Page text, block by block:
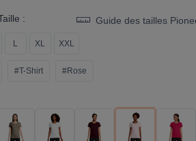
: Guide des tailles
L XL XXL
#T-Shirt #Rose